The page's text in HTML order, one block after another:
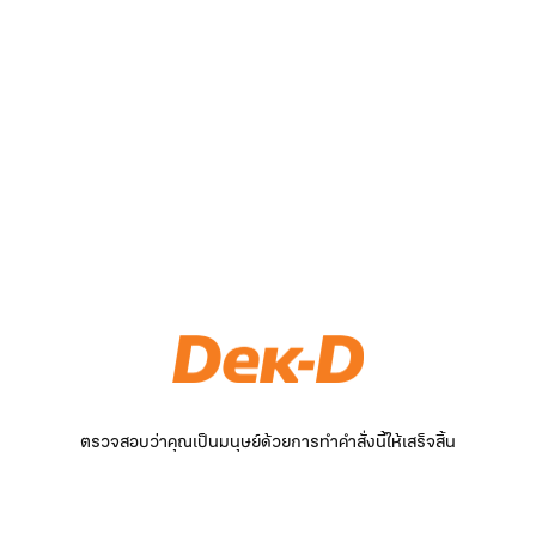
ตรวจสอบว่าคุณเป็นมนุษย์ด้วยการทำคำสั่งนี้ให้เสร็จสิ้น